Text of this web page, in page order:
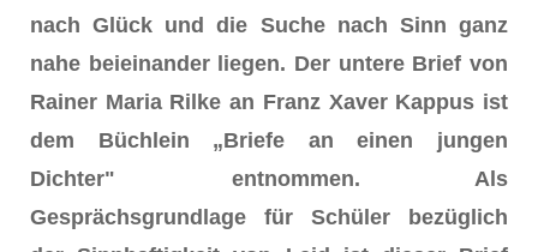
nach Glück und die Suche nach Sinn ganz
nahe beieinander liegen. Der untere Brief von
Rainer Maria Rilke an Franz Xaver Kappus ist
dem Büchlein „Briefe an einen jungen
Dichter" entnommen. Als
Gesprächsgrundlage für Schüler bezüglich